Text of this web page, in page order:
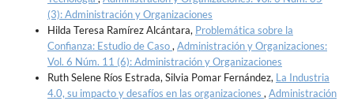
(3): Administración y Organizaciones
Hilda Teresa Ramírez Alcántara, Problemática sobre la
Confianza: Estudio de Caso, Administración y Organizaciones:
Vol. 6 Núm. 11 (6): Administración y Organizaciones
Ruth Selene Ríos Estrada, Silvia Pomar Fernández, La Industria
4.0, su impacto y desafíos en las organizaciones , Administración